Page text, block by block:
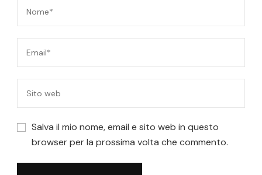
Salva il mio nome, email e sito web in questo
browser per la prossima volta che commento.